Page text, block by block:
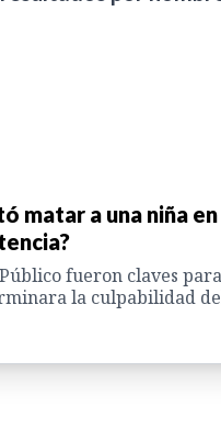
matar a una niña en
fueron claves para
la culpabilidad